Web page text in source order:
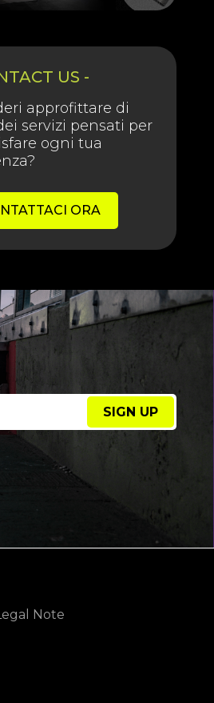
US -
approfittare di
servizi pensati per
ogni tua
ORA
SIGN UP
Note